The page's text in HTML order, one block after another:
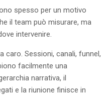
spesso per un motivo
il team può misurare, ma
intervenire.
caro. Sessioni, canali, funnel,
facilmente una
narrativa, il
e la riunione finisce in